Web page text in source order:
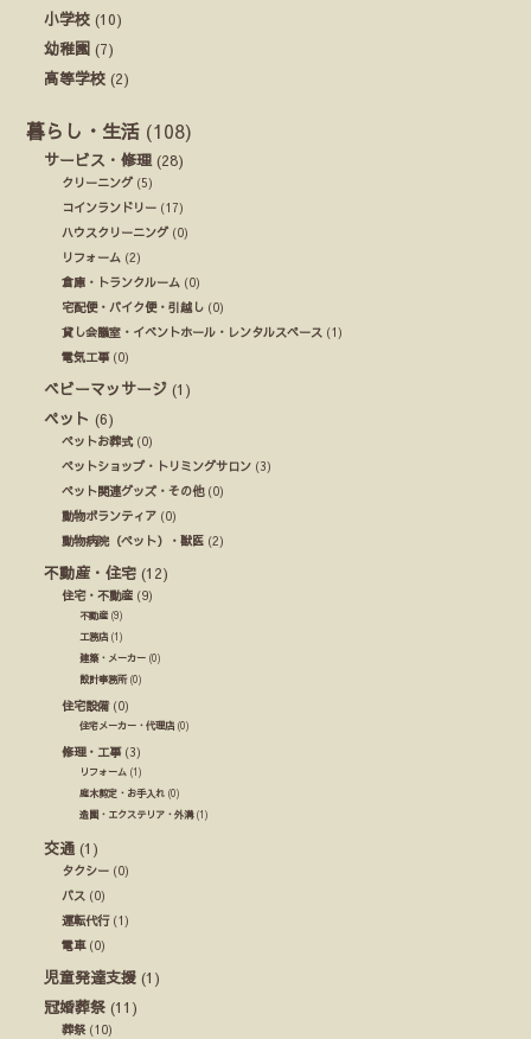
小学校 (10)
幼稚園 (7)
高等学校 (2)
暮らし・生活 (108)
サービス・修理 (28)
クリーニング(5)
コインランドリー (17)
ハウスクリーニング(0)
リフォーム (2)
倉庫・トランクルーム (0)
宅配便・バイク便・引越し (0)
貸し会議室・イベントホール・レンタルスペース (1)
電気工事(0)
ベビーマッサージ (1)
ペット (6)
ペットお葬式(0)
ペットショップ・トリミングサロン (3)
ペット関連グッズ・その他(0)
動物ボランティア (0)
動物病院（ペット）・獣医 (2)
不動産・住宅 (12)
住宅・不動産 (9)
不動産 (9)
工務店 (1)
建築・メーカー (0)
設計事務所(0)
住宅設備(0)
住宅メーカー・代理店 (0)
修理・工事(3)
リフォーム (1)
庭木剪定・お手入れ (0)
造園・エクステリア・外溝(1)
交通 (1)
タクシー (0)
バス (0)
運転代行(1)
電車(0)
児童発達支援 (1)
冠婚葬祭 (11)
葬祭(10)